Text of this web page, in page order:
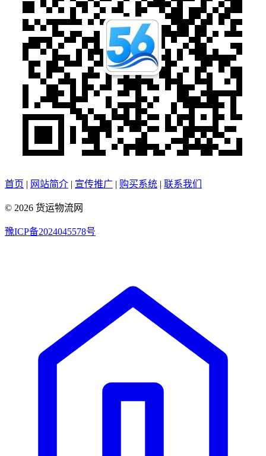
首页 | 网站简介 | 宣传推广 | 购买系统 | 联系我们
© 2026 货运物流网
豫ICP备2024045578号